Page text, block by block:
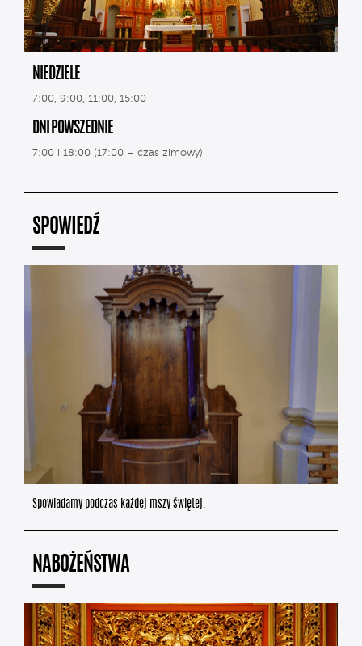
NIEDZIELE
7:00, 9:00, 11:00, 15:00
DNI POWSZEDNIE
7:00 i 18:00 (17:00 – czas zimowy)
SPOWIEDŹ
Spowiadamy podczas każdej mszy świętej.
NABOŻEŃSTWA